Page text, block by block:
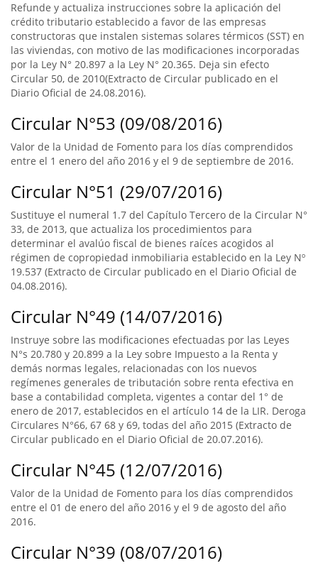
Refunde y actualiza instrucciones sobre la aplicación del
crédito tributario establecido a favor de las empresas
constructoras que instalen sistemas solares térmicos (SST) en
las viviendas, con motivo de las modificaciones incorporadas
por la Ley N° 20.897 a la Ley N° 20.365. Deja sin efecto
Circular 50, de 2010(Extracto de Circular publicado en el
Diario Oficial de 24.08.2016).
Circular N°53 (09/08/2016)
Valor de la Unidad de Fomento para los días comprendidos
entre el 1 enero del año 2016 y el 9 de septiembre de 2016.
Circular N°51 (29/07/2016)
Sustituye el numeral 1.7 del Capítulo Tercero de la Circular N°
33, de 2013, que actualiza los procedimientos para
determinar el avalúo fiscal de bienes raíces acogidos al
régimen de copropiedad inmobiliaria establecido en la Ley Nº
19.537 (Extracto de Circular publicado en el Diario Oficial de
04.08.2016).
Circular N°49 (14/07/2016)
Instruye sobre las modificaciones efectuadas por las Leyes
N°s 20.780 y 20.899 a la Ley sobre Impuesto a la Renta y
demás normas legales, relacionadas con los nuevos
regímenes generales de tributación sobre renta efectiva en
base a contabilidad completa, vigentes a contar del 1° de
enero de 2017, establecidos en el artículo 14 de la LIR. Deroga
Circulares N°66, 67 68 y 69, todas del año 2015 (Extracto de
Circular publicado en el Diario Oficial de 20.07.2016).
Circular N°45 (12/07/2016)
Valor de la Unidad de Fomento para los días comprendidos
entre el 01 de enero del año 2016 y el 9 de agosto del año
2016.
Circular N°39 (08/07/2016)